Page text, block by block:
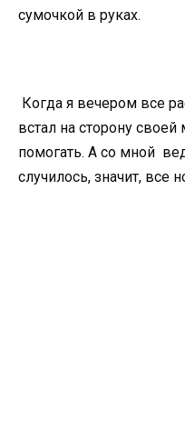
сумочкой в руках.
Когда я вечером все
встал на сторону
помогать. А со мной
случилось, значит, все